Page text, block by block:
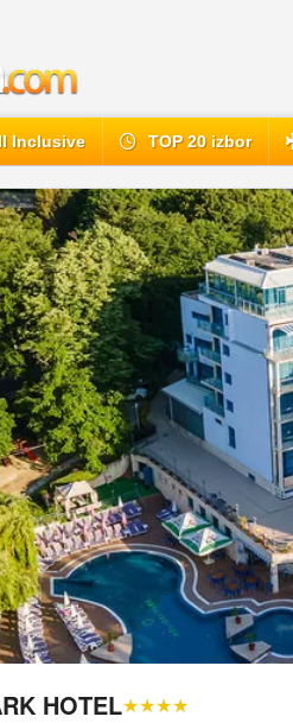
Inclusive TOP 20 izbor
HOTEL★★★★